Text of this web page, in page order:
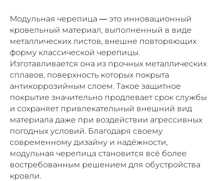
Модульная черепица — это инновационный
кровельный материал, выполненный в виде
металлических листов, внешне повторяющих
форму классической черепицы.
Изготавливается она из прочных металлических
сплавов, поверхность которых покрыта
антикоррозийным слоем. Такое защитное
покрытие значительно продлевает срок службы
и сохраняет привлекательный внешний вид
материала даже при воздействии агрессивных
погодных условий. Благодаря своему
современному дизайну и надёжности,
модульная черепица становится всё более
востребованным решением для обустройства
кровли.